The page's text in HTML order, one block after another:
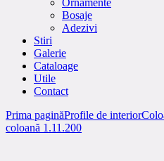
Bosaje
Adezivi
Stiri
Galerie
Cataloage
Utile
Contact
Prima paginăProfile de interior
coloană 1.11.200